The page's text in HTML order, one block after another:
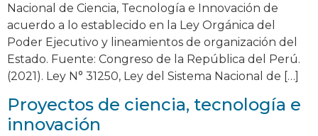
Nacional de Ciencia, Tecnología e Innovación de
acuerdo a lo establecido en la Ley Orgánica del
Poder Ejecutivo y lineamientos de organización del
Estado. Fuente: Congreso de la República del Perú.
(2021). Ley N° 31250, Ley del Sistema Nacional de […]
Proyectos de ciencia, tecnología e
innovación